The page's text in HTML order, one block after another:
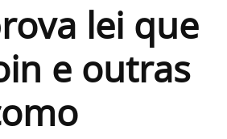
lei que
e outras